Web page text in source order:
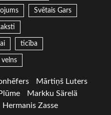
Svētais Gars
ticība
velns
Mārtiņš Luters
Markku Särelä
Hermanis Zasse